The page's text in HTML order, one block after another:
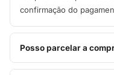
confirmação do
Posso parcelar a
Sim, parcelamos em até